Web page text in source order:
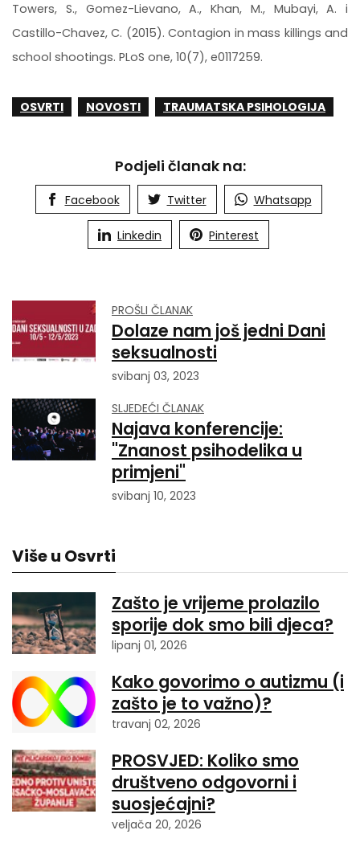
Towers, S., Gomez-Lievano, A., Khan, M., Mubayi, A. i
Castillo-Chavez, C. (2015). Contagion in mass killings and
school shootings. PLoS one, 10(7), e0117259.
OSVRTI NOVOSTI TRAUMATSKA PSIHOLOGIJA
Podjeli članak na:
Facebook Twitter Whatsapp
Linkedin Pinterest
PROŠLI ČLANAK
Dolaze nam još jedni Dani
seksualnosti
svibanj 03, 2023
SLJEDEĆI ČLANAK
Najava konferencije:
"Znanost psihodelika u
primjeni"
svibanj 10, 2023
Više u Osvrti
Zašto je vrijeme prolazilo
sporije dok smo bili djeca?
lipanj 01, 2026
Kako govorimo o autizmu (i
zašto je to važno)?
travanj 02, 2026
PROSVJED: Koliko smo
društveno odgovorni i
suosjećajni?
veljača 20, 2026